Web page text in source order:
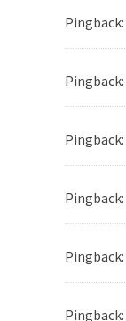
Pingback:
Pingback:
Pingback:
Pingback:
Pingback:
Pingback: